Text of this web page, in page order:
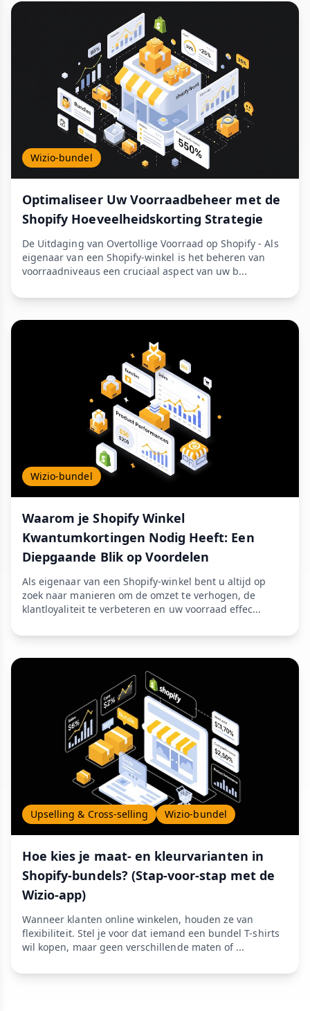
Wizio-bundel
Optimaliseer Uw Voorraadbeheer met de
Shopify Hoeveelheidskorting Strategie
De Uitdaging van Overtollige Voorraad op Shopify - Als
eigenaar van een Shopify-winkel is het beheren van
voorraadniveaus een cruciaal aspect van uw b...
Wizio-bundel
Waarom je Shopify Winkel
Kwantumkortingen Nodig Heeft: Een
Diepgaande Blik op Voordelen
Als eigenaar van een Shopify-winkel bent u altijd op
zoek naar manieren om de omzet te verhogen, de
klantloyaliteit te verbeteren en uw voorraad effec...
Upselling & Cross-selling Wizio-bundel
Hoe kies je maat- en kleurvarianten in
Shopify-bundels? (Stap-voor-stap met de
Wizio-app)
Wanneer klanten online winkelen, houden ze van
flexibiliteit. Stel je voor dat iemand een bundel T-shirts
wil kopen, maar geen verschillende maten of ...